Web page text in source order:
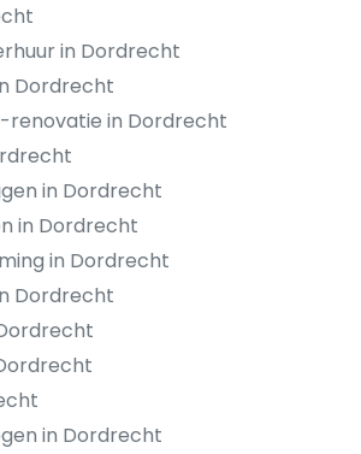
in Dordrecht
Dordrecht
renovatie in Dordrecht
in Dordrecht
in Dordrecht
in Dordrecht
Dordrecht
in Dordrecht